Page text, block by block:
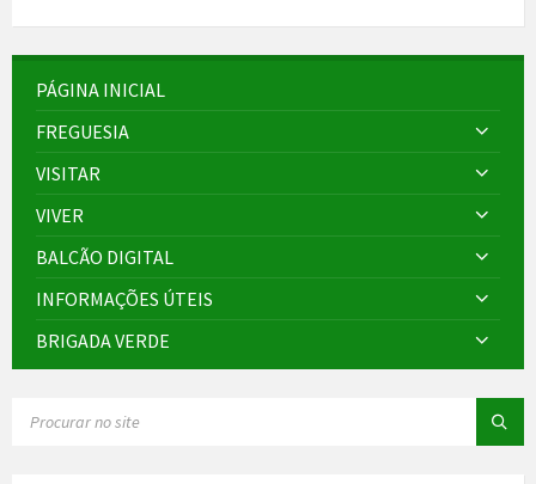
PÁGINA INICIAL
FREGUESIA
VISITAR
VIVER
BALCÃO DIGITAL
INFORMAÇÕES ÚTEIS
BRIGADA VERDE